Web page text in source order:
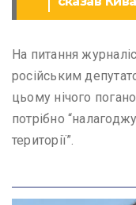
На питання
російським
цьому нічого
потрібно
території”.